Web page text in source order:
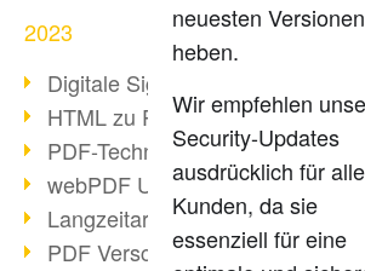
2023
Digitale Signatur in PDF
HTML zu PDF
PDF-Techniken für Barrierefreiheit
webPDF Update 9.0.0.3149
Langzeitarchivierung mit PDF/A
PDF Verschlüsselung
neuesten Versionen
heben.
Wir empfehlen
Security-Updates
ausdrücklich für alle
Kunden, da sie
essenziell für eine